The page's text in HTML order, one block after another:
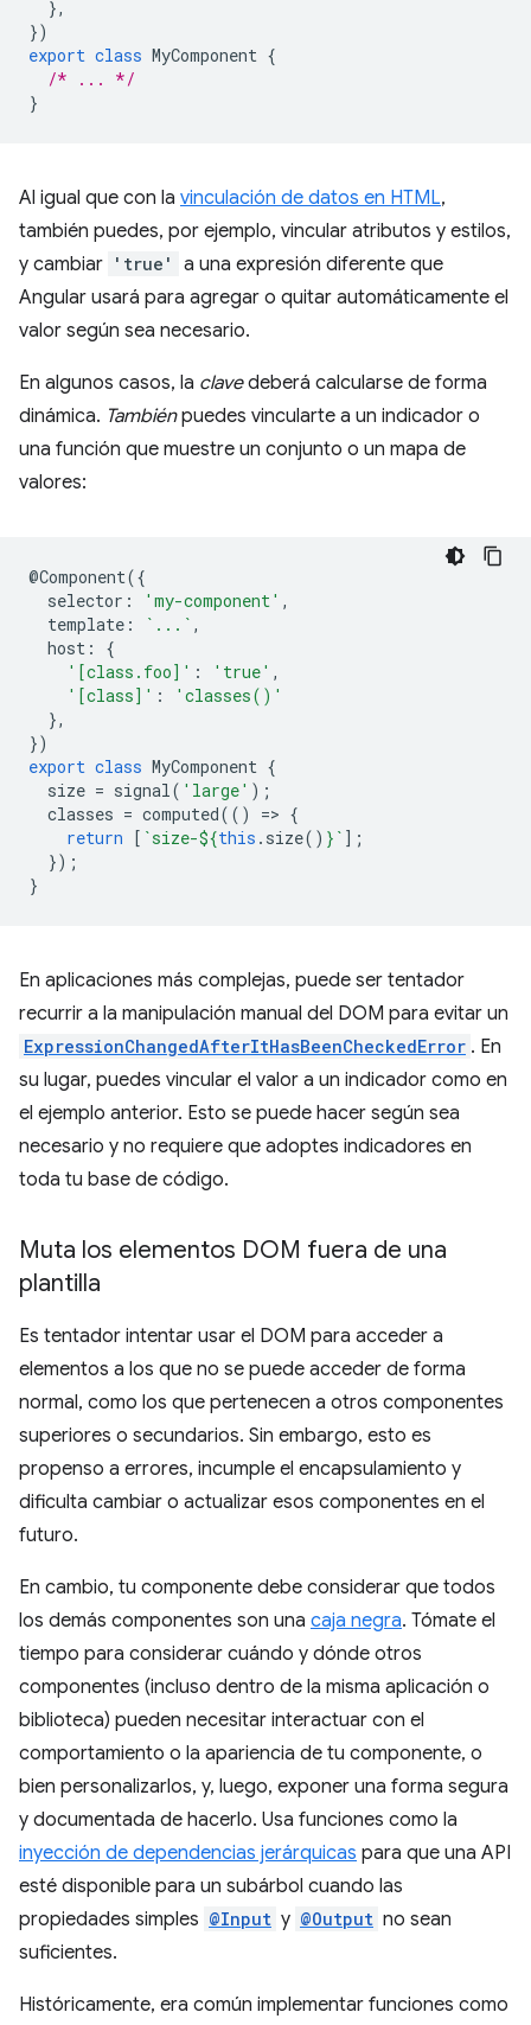
},
})
export class MyComponent {
/* ... */
}
Al igual que con la vinculación de datos en HTML,
también puedes, por ejemplo, vincular atributos y estilos,
y cambiar 'true'
a una expresión diferente que
Angular usará para agregar o quitar automáticamente el
valor según sea necesario.
En algunos casos, la clavedeberá calcularse de forma
dinámica. Tambiénpuedes vincularte a un indicador o
una función que muestre un conjunto o un mapa de
valores:
@Component({
selector : 'my-component' ,
template : `...` ,
host :
{
'[class.foo]' : 'true' ,
'[class]' :
'classes()'
},
})
export class MyComponent {
size = signal( 'large' );
classes = computed(() => {
return [ `size-${this . size() } ` ];
});
}
En aplicaciones más complejas, puede ser tentador
recurrir a la manipulación manual del DOM para evitar un
ExpressionChangedAfterItHasBeenCheckedError . En
su lugar, puedes vincular el valor a un indicador como en
el ejemplo anterior. Esto se puede hacer según sea
necesario y no requiere que adoptes indicadores en
toda tu base de código.
Muta los elementos DOM fuera de una
plantilla
Es tentador intentar usar el DOM para acceder a
elementos a los que no se puede acceder de forma
normal, como los que pertenecen a otros componentes
superiores o secundarios. Sin embargo, esto es
propenso a errores, incumple el encapsulamiento y
dificulta cambiar o actualizar esos componentes en el
futuro.
En cambio, tu componente debe considerar que todos
los demás componentes son una caja negra. Tómate el
tiempo para considerar cuándo y dónde otros
componentes (incluso dentro de la misma aplicación o
biblioteca) pueden necesitar interactuar con el
comportamiento o la apariencia de tu componente, o
bien personalizarlos, y, luego, exponer una forma segura
y documentada de hacerlo. Usa funciones como la
inyección de dependencias jerárquicas para que una API
esté disponible para un subárbol cuando las
propiedades simples @Input y @Output no sean
suficientes.
Históricamente, era común implementar funciones como